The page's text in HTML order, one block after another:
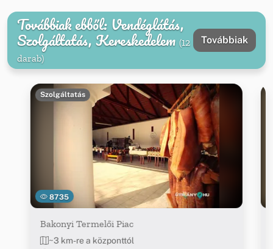
Továbbiak ebből: Vendéglátás,
Szolgáltatás, Kereskedelem (12
darab)
Továbbiak
8735
Szolgáltatás
Bakonyi Termelői Piac
~3 km-re a központtól